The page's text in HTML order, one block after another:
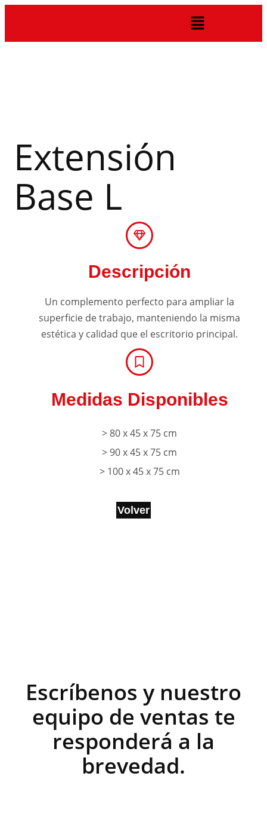
Extensión
Base L
Descripción
Un complemento perfecto para ampliar la
superficie de trabajo, manteniendo la misma
estética y calidad que el escritorio principal.
Medidas Disponibles
> 80 x 45 x 75 cm
> 90 x 45 x 75 cm
> 100 x 45 x 75 cm
Volver
Escríbenos y nuestro
equipo de ventas te
responderá a la
brevedad.